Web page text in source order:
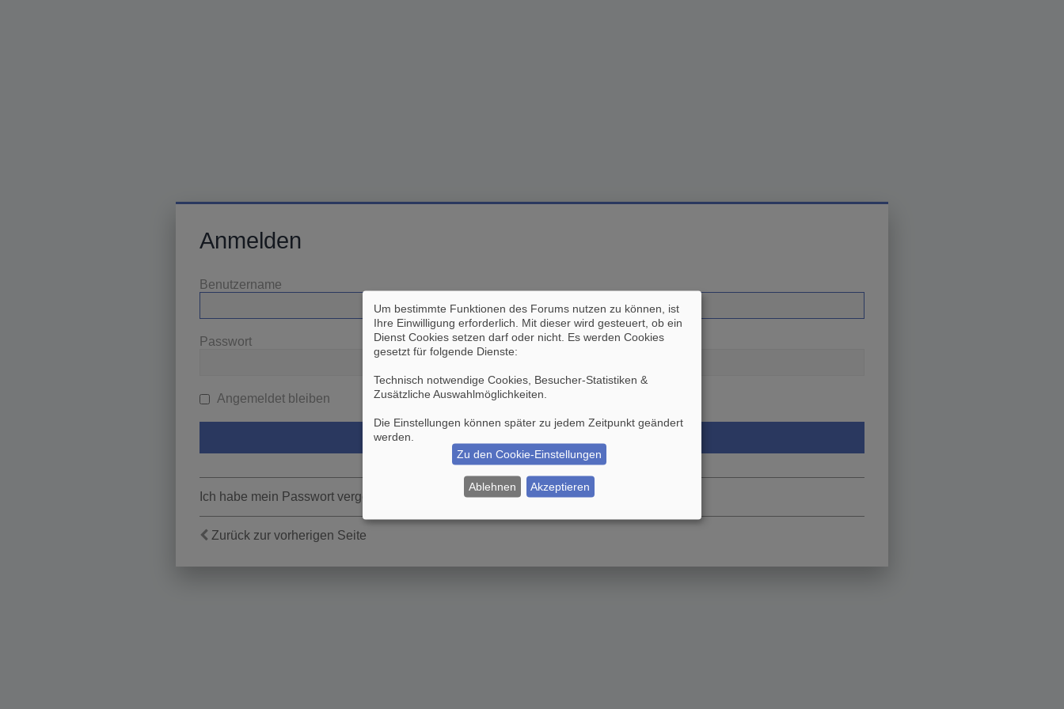
Anmelden
Benutzername
Passwort
Angemeldet bleiben
Ich habe mein Passwort vergessen
Zurück zur vorherigen Seite
Um bestimmte Funktionen des Forums nutzen zu können, ist
Ihre Einwilligung erforderlich. Mit dieser wird gesteuert, ob ein
Dienst Cookies setzen darf oder nicht. Es werden Cookies
gesetzt für folgende Dienste:
Technisch notwendige Cookies, Besucher-Statistiken &
Zusätzliche Auswahlmöglichkeiten
Die Einstellungen können später zu jedem Zeitpunkt geändert
werden.
Zu den Cookie-Einstellungen
Ablehnen Akzeptieren